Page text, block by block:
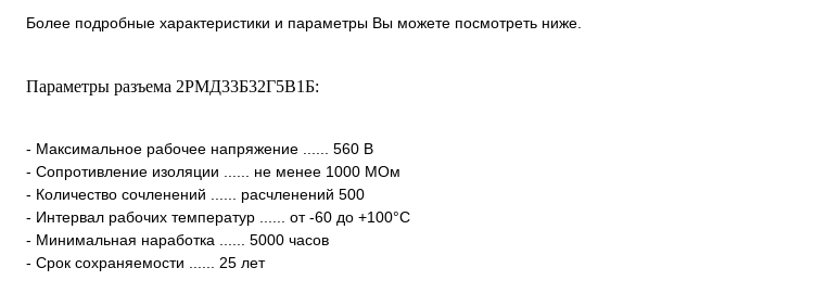
Более подробные характеристики и параметры Вы можете посмотреть ниже.
Параметры разъема 2РМД33Б32Г5В1Б:
- Максимальное рабочее напряжение ...... 560 В
- Сопротивление изоляции ...... не менее 1000 МОм
- Количество сочленений ...... расчленений 500
- Интервал рабочих температур ...... от -60 до +100°С
- Минимальная наработка ...... 5000 часов
- Срок сохраняемости ...... 25 лет